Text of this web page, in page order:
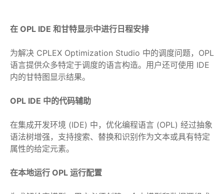
在 OPL IDE 和甘特显示中进行日程安排
为解决 CPLEX Optimization Studio 中的调度问题，OPL
语言提供众多特定于调度的语言构造。用户还可使用 IDE
内的甘特图显示结果。
OPL IDE 中的代码辅助
在集成开发环境 (IDE) 中，优化编程语言 (OPL) 经过抽象
语法树增强，支持搜索、替换和识别作为文本或具有特定
属性的给定元素。
在本地运行 OPL 运行配置